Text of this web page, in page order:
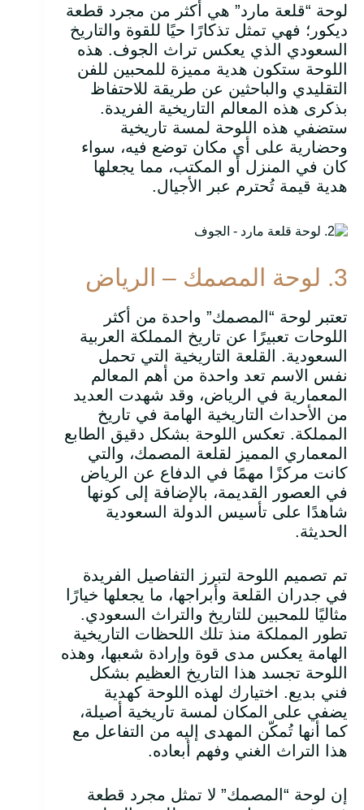
لوحة “قلعة مارد” هي أكثر من مجرد قطعة
ديكور؛ فهي تمثل تذكارًا حيًا للقوة والتاريخ
السعودي الذي يعكس تراث الجوف. هذه
اللوحة ستكون هدية مميزة للمحبين للفن
التقليدي والباحثين عن طريقة للاحتفاظ
بذكرى هذه المعالم التاريخية الفريدة.
ستضفي هذه اللوحة لمسة تاريخية
وحضارية على أي مكان توضع فيه، سواء
كان في المنزل أو المكتب، مما يجعلها
هدية قيمة تُحترم عبر الأجيال.
3. لوحة المصمك – الرياض
تعتبر لوحة “المصمك” واحدة من أكثر
اللوحات تعبيرًا عن تاريخ المملكة العربية
السعودية. القلعة التاريخية التي تحمل
نفس الاسم تعد واحدة من أهم المعالم
المعمارية في الرياض، وقد شهدت العديد
من الأحداث التاريخية الهامة في تاريخ
المملكة. تعكس اللوحة بشكل دقيق الطابع
المعماري المميز لقلعة المصمك، والتي
كانت مركزًا مهمًا في الدفاع عن الرياض
في العصور القديمة، بالإضافة إلى كونها
شاهدًا على تأسيس الدولة السعودية
الحديثة.
تم تصميم اللوحة لتبرز التفاصيل الفريدة
في جدران القلعة وأبراجها، ما يجعلها خيارًا
مثاليًا للمحبين للتاريخ والتراث السعودي.
تطور المملكة منذ تلك اللحظات التاريخية
الهامة يعكس مدى قوة وإرادة شعبها، وهذه
اللوحة تجسد هذا التاريخ العظيم بشكل
فني بديع. اختيارك لهذه اللوحة كهدية
يضفي على المكان لمسة تاريخية أصيلة،
كما أنها تُمكّن المهدى إليه من التفاعل مع
هذا التراث الغني وفهم أبعاده.
إن لوحة “المصمك” لا تمثل مجرد قطعة